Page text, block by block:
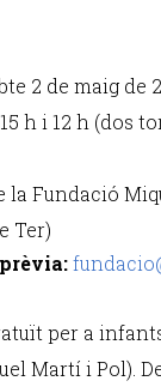
2 de maig de
h i 12 h (dos
la Fundació
Ter)
per a
Martí i Pol).